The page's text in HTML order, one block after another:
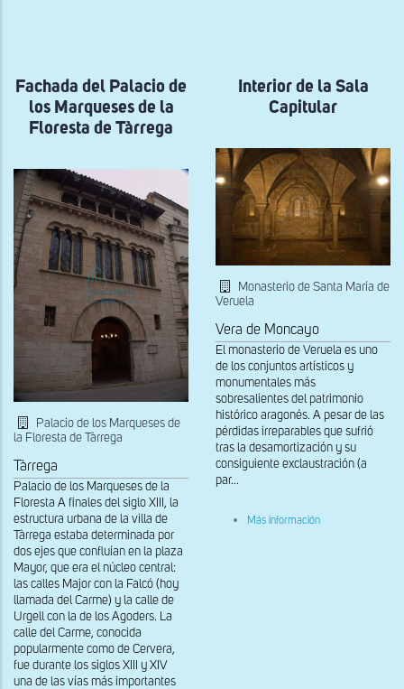
navegación
Fachada del Palacio de
los Marqueses de la
Floresta de Tàrrega
Palacio de los Marqueses de
la Floresta de Tàrrega
Tàrrega
Palacio de los Marqueses de la
Floresta A finales del siglo XIII, la
estructura urbana de la villa de
Tàrrega estaba determinada por
dos ejes que confluían en la plaza
Mayor, que era el núcleo central:
las calles Major con la Falcó (hoy
llamada del Carme) y la calle de
Urgell con la de los Agoders. La
calle del Carme, conocida
popularmente como de Cervera,
fue durante los siglos XIII y XIV
una de las vías más importantes
Interior de la Sala
Capitular
Monasterio de Santa María de
Veruela
Vera de Moncayo
El monasterio de Veruela es uno
de los conjuntos artísticos y
monumentales más
sobresalientes del patrimonio
histórico aragonés. A pesar de las
pérdidas irreparables que sufrió
tras la desamortización y su
consiguiente exclaustración (a
par...
Más información